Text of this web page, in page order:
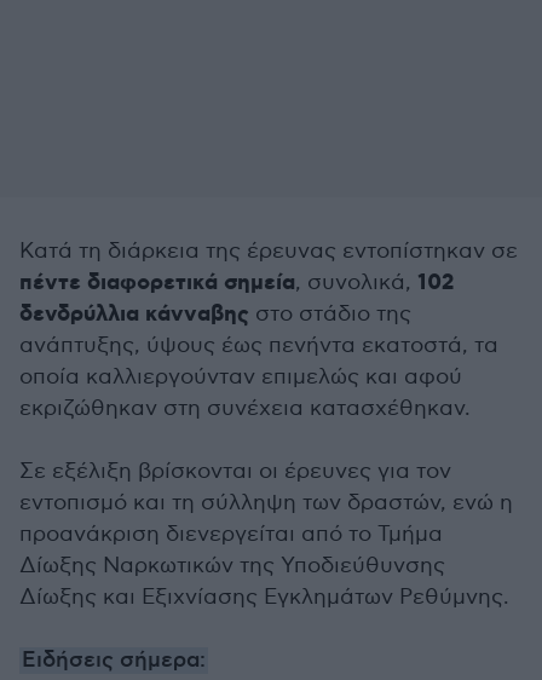
Κατά τη διάρκεια της έρευνας εντοπίστηκαν σε
πέντε διαφορετικά σημεία, συνολικά, 102
δενδρύλλια κάνναβης στο στάδιο της
ανάπτυξης, ύψους έως πενήντα εκατοστά, τα
οποία καλλιεργούνταν επιμελώς και αφού
εκριζώθηκαν στη συνέχεια κατασχέθηκαν.
Σε εξέλιξη βρίσκονται οι έρευνες για τον
εντοπισμό και τη σύλληψη των δραστών, ενώ η
προανάκριση διενεργείται από το Τμήμα
Δίωξης Ναρκωτικών της Υποδιεύθυνσης
Δίωξης και Εξιχνίασης Εγκλημάτων Ρεθύμνης.
Ειδήσεις σήμερα: